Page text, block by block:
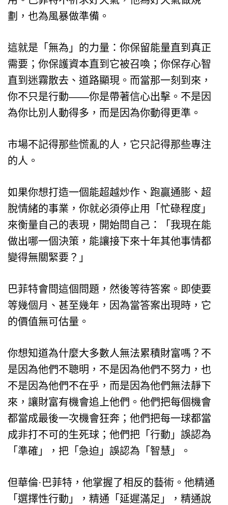
劃，也為風暴做準備。
這就是「無為」的力量：你保留能量直到真正
需要；你保護資本直到它被召喚；你保存心智
直到迷霧散去、道路顯現。而當那一刻到來，
你不只是行動——你是帶著信心出擊。不是因
為你比別人動得多，而是因為你動得更準。
市場不記得那些慌亂的人，它只記得那些專注
的人。
如果你想打造一個能超越炒作、跑贏通膨、超
脫情緒的事業，你就必須停止用「忙碌程度」
來衡量自己的表現，開始問自己：「我現在能
做出哪一個決策，能讓接下來十年其他事情都
變得無關緊要？」
巴菲特會問這個問題，然後等待答案。即使要
等幾個月、甚至幾年，因為當答案出現時，它
的價值無可估量。
你想知道為什麼大多數人無法累積財富嗎？不
是因為他們不聰明，不是因為他們不努力，也
不是因為他們不在乎，而是因為他們無法靜下
來，讓財富有機會追上他們。他們把每個機會
都當成最後一次機會狂奔；他們把每一球都當
成非打不可的生死球；他們把「行動」誤認為
「準確」，把「急迫」誤認為「智慧」。
但華倫·巴菲特，他掌握了相反的藝術。他精通
「選擇性行動」，精通「延遲滿足」，精通說